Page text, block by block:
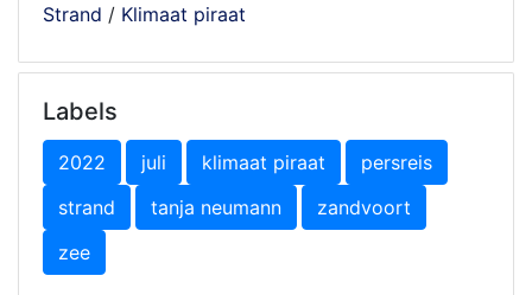
Strand / Klimaat piraat
Labels
2022 juli klimaat piraat
persreis
strand
tanja neumann
zandvoort
zee